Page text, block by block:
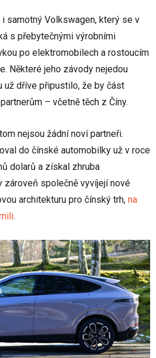
samotný Volkswagen, který se v
s přebytečnými výrobními
po elektromobilech a rostoucím
Některé jeho závody nejedou
už dříve připustilo, že by část
– včetně těch z Číny.
nejsou žádní noví partneři.
do čínské automobilky už v roce
dolarů a získal zhruba
zároveň společně vyvíjejí nové
architekturu pro čínský trh, na
.